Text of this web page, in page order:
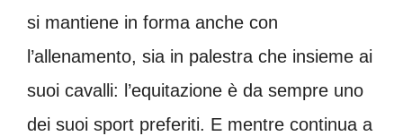
si mantiene in forma anche con
l’allenamento, sia in palestra che insieme ai
suoi cavalli: l’equitazione è da sempre uno
dei suoi sport preferiti. E mentre continua a